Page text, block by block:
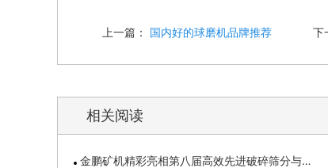
上一篇： 国内好的球磨机品牌推荐 下
相关阅读
金鹏矿机精彩亮相第八届高效先进破碎筛分与…